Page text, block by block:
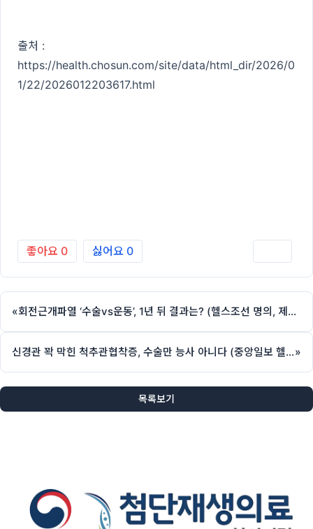
출처 :
https://health.chosun.com/site/data/html_dir/2026/0
1/22/2026012203617.html
좋아요 0 싫어요 0
« 회전근개파열 ‘수술vs운동’, 1년 뒤 결과는? (헬스조선 명의, 제애정형외과 서희수 원장 칼럼)
신경관 꽉 막힌 척추관협착증, 수술만 능사 아니다 (중앙일보 헬스 칼럼, 제애정형외과 서희수 원장)»
목록보기